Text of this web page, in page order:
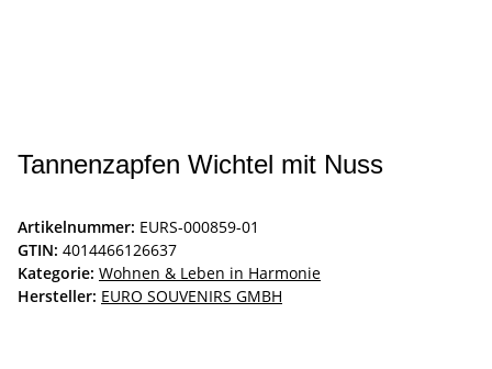
Tannenzapfen Wichtel mit Nuss
Artikelnummer: EURS-000859-01
GTIN: 4014466126637
Kategorie: Wohnen & Leben in Harmonie
Hersteller: EURO SOUVENIRS GMBH